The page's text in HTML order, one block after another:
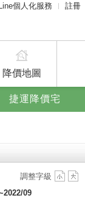
Line個人化服務 註冊
降價地圖
捷運降價宅
調整字級
09